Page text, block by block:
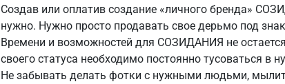
Создав или оплатив создание «личного бренда»
нужно. Нужно просто продавать свое дерьмо под
Времени и возможностей для СОЗИДАНИЯ не
своего статуса необходимо постоянно тусоваться в
Не забывать делать фотки с нужными людьми,